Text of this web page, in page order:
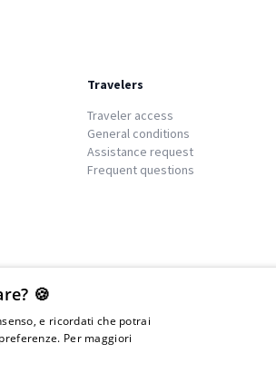
Travelers
Traveler access
General conditions
Assistance request
Frequent questions
🍪
e ricordati che potrai
Per maggiori